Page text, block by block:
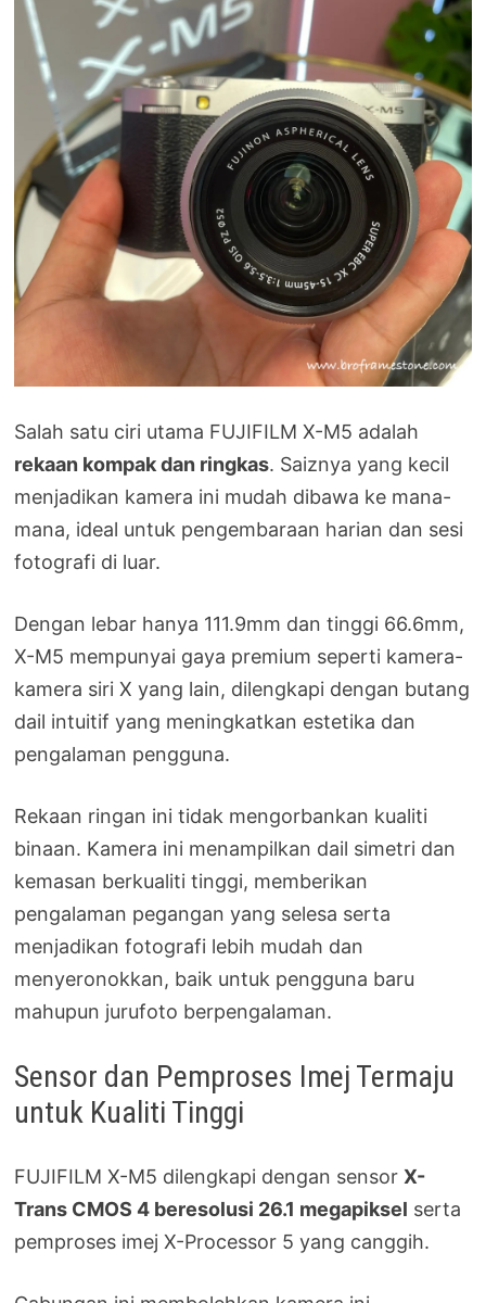
Salah satu ciri utama FUJIFILM X-M5 adalah
rekaan kompak dan ringkas. Saiznya yang kecil
menjadikan kamera ini mudah dibawa ke mana-
mana, ideal untuk pengembaraan harian dan sesi
fotografi di luar.
Dengan lebar hanya 111.9mm dan tinggi 66.6mm,
X-M5 mempunyai gaya premium seperti kamera-
kamera siri X yang lain, dilengkapi dengan butang
dail intuitif yang meningkatkan estetika dan
pengalaman pengguna.
Rekaan ringan ini tidak mengorbankan kualiti
binaan. Kamera ini menampilkan dail simetri dan
kemasan berkualiti tinggi, memberikan
pengalaman pegangan yang selesa serta
menjadikan fotografi lebih mudah dan
menyeronokkan, baik untuk pengguna baru
mahupun jurufoto berpengalaman.
Sensor dan Pemproses Imej Termaju
untuk Kualiti Tinggi
FUJIFILM X-M5 dilengkapi dengan sensorX-
Trans CMOS 4 beresolusi 26.1 megapiksel serta
pemproses imej X-Processor 5 yang canggih.